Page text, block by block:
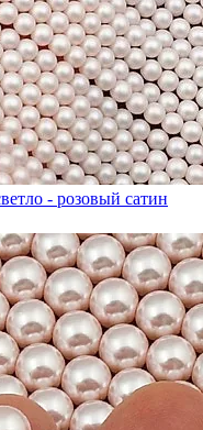
- розовый сатин